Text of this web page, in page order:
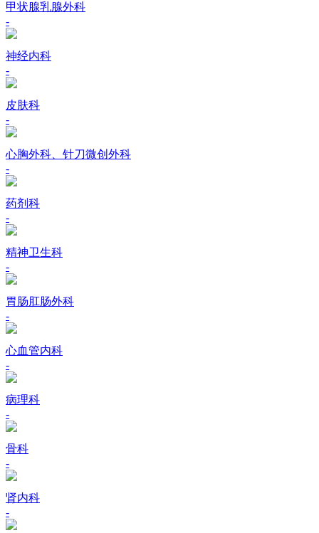
甲状腺乳腺外科
-
神经内科
-
皮肤科
-
心胸外科、针刀微创外科
-
药剂科
-
精神卫生科
-
胃肠肛肠外科
-
心血管内科
-
病理科
-
骨科
-
肾内科
-